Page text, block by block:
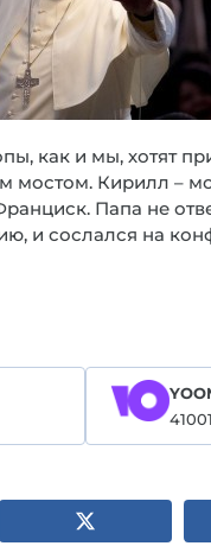
как и мы, хотят
мостом. Кирилл –
Папа не
и сослался на